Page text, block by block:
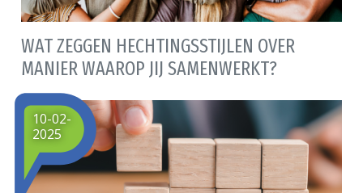
WAT ZEGGEN HECHTINGSSTIJLEN OVER
MANIER WAAROP JIJ SAMENWERKT?
10-02-
2025